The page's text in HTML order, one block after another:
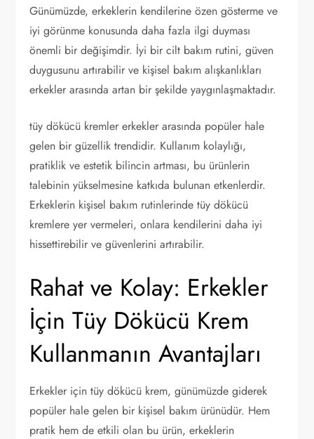
Günümüzde, erkeklerin kendilerine özen gösterme ve
iyi görünme konusunda daha fazla ilgi duyması
önemli bir değişimdir. İyi bir cilt bakım rutini, güven
duygusunu artırabilir ve kişisel bakım alışkanlıkları
erkekler arasında artan bir şekilde yaygınlaşmaktadır.
tüy dökücü kremler erkekler arasında popüler hale
gelen bir güzellik trendidir. Kullanım kolaylığı,
pratiklik ve estetik bilincin artması, bu ürünlerin
talebinin yükselmesine katkıda bulunan etkenlerdir.
Erkeklerin kişisel bakım rutinlerinde tüy dökücü
kremlere yer vermeleri, onlara kendilerini daha iyi
hissettirebilir ve güvenlerini artırabilir.
Rahat ve Kolay: Erkekler
İçin Tüy Dökücü Krem
Kullanmanın Avantajları
Erkekler için tüy dökücü krem, günümüzde giderek
popüler hale gelen bir kişisel bakım ürünüdür. Hem
pratik hem de etkili olan bu ürün, erkeklerin